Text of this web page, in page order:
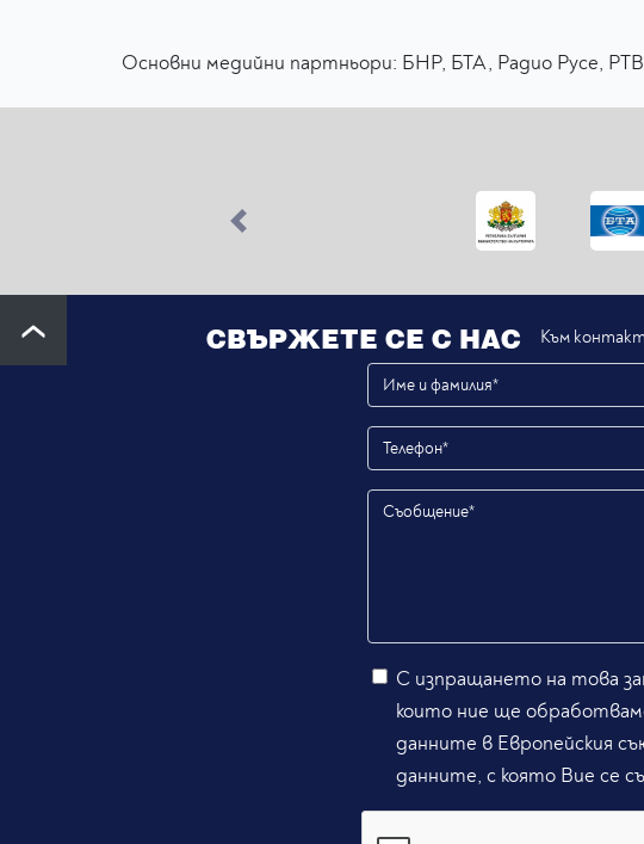
Основни медийни партньори: БНР, БТА, Радио Русе,
Previous
СВЪРЖЕТЕ СЕ С НАС Към
С изпращането на това
които ние ще
данните в Европейския
данните, с която Вие се